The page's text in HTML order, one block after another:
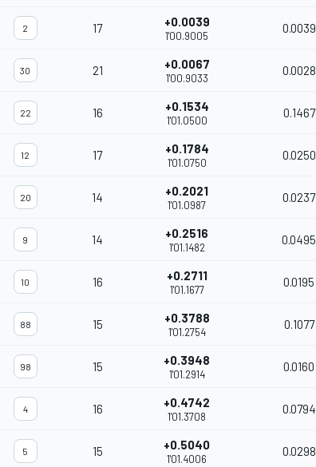
2 17 +0.0039
1'00.9005
0.0039
30 21 +0.0067
1'00.9033
0.0028
22 16 +0.1534
1'01.0500
0.1467
12 17 +0.1784
1'01.0750
0.0250
20 14 +0.2021
1'01.0987
0.0237
9 14 +0.2516
1'01.1482
0.0495
10 16 +0.2711
1'01.1677
0.0195
88 15 +0.3788
1'01.2754
0.1077
98 15 +0.3948
1'01.2914
0.0160
4 16 +0.4742
1'01.3708
0.0794
5 15 +0.5040
1'01.4006
0.0298